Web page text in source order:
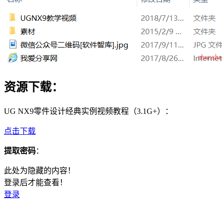
资源下载：
UG NX9零件设计经典实例视频教程（3.1G+）：
点击下载
提取密码：
此处为隐藏的内容！
登录后才能查看！
登录